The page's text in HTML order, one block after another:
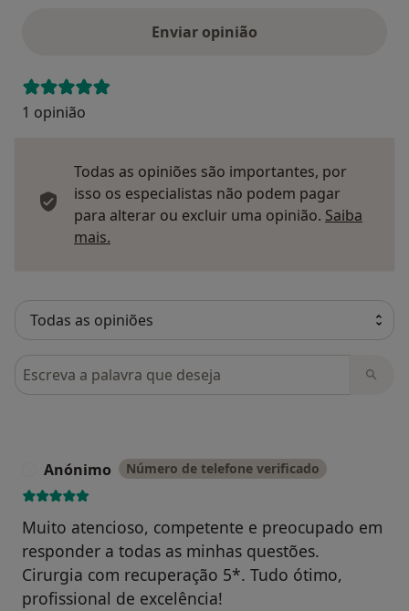
Enviar opinião
1 opinião
Todas as opiniões são importantes, por
isso os especialistas não podem pagar
para alterar ou excluir uma opinião. Saiba
mais.
Pesquisar em opiniões
Anónimo Número de telefone verificado
Muito atencioso, competente e preocupado em
responder a todas as minhas questões.
Cirurgia com recuperação 5*. Tudo ótimo,
profissional de excelência!